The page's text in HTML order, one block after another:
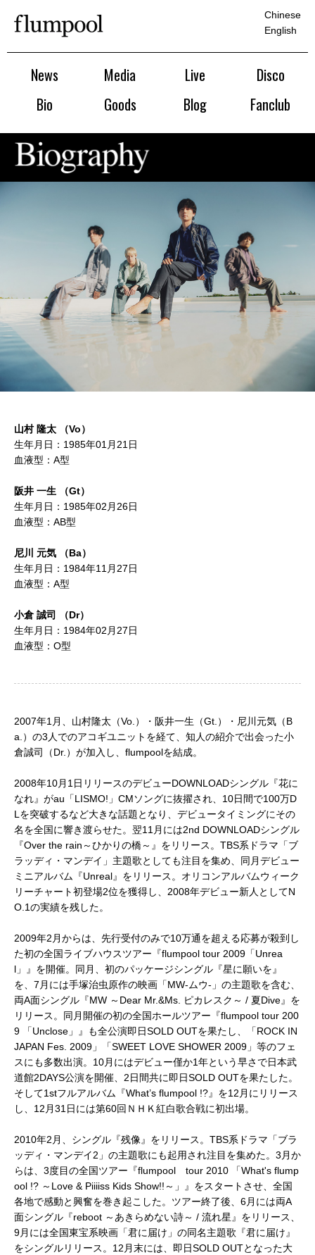
News Media Live
Disco
Bio
Goods Blog Fanclub
Chinese
English
山村 隆太 （Vo）
生年月日：1985年01月21日
血液型：A型
阪井 一生 （Gt）
生年月日：1985年02月26日
血液型：AB型
尼川 元気 （Ba）
生年月日：1984年11月27日
血液型：A型
小倉 誠司 （Dr）
生年月日：1984年02月27日
血液型：O型
2007年1月、山村隆太（Vo.）・阪井一生（Gt.）・尼川元気（B
a.）の3人でのアコギユニットを経て、知人の紹介で出会った小
倉誠司（Dr.）が加入し、flumpoolを結成。
2008年10月1日リリースのデビューDOWNLOADシングル『花に
なれ』がau「LISMO!」CMソングに抜擢され、10日間で100万D
Lを突破するなど大きな話題となり、デビュータイミングにその
名を全国に響き渡らせた。翌11月には2nd DOWNLOADシングル
『Over the rain～ひかりの橋～』をリリース。TBS系ドラマ「ブ
ラッディ・マンデイ」主題歌としても注目を集め、同月デビュー
ミニアルバム『Unreal』をリリース。オリコンアルバムウィーク
リーチャート初登場2位を獲得し、2008年デビュー新人としてN
O.1の実績を残した。
2009年2月からは、先行受付のみで10万通を超える応募が殺到し
た初の全国ライブハウスツアー『flumpool tour 2009「Unrea
l」』を開催。同月、初のパッケージシングル『星に願いを』
を、7月には手塚治虫原作の映画「MW-ムウ-」の主題歌を含む、
両A面シングル『MW ～Dear Mr.&Ms. ピカレスク～ / 夏Dive』を
リリース。同月開催の初の全国ホールツアー『flumpool tour 200
9 「Unclose」』も全公演即日SOLD OUTを果たし、「ROCK IN
JAPAN Fes. 2009」「SWEET LOVE SHOWER 2009」等のフェ
スにも多数出演。10月にはデビュー僅か1年という早さで日本武
道館2DAYS公演を開催、2日間共に即日SOLD OUTを果たした。
そして1stフルアルバム『What’s flumpool !?』を12月にリリース
し、12月31日には第60回ＮＨＫ紅白歌合戦に初出場。
2010年2月、シングル『残像』をリリース。TBS系ドラマ「ブラ
ッディ・マンデイ2」の主題歌にも起用され注目を集めた。3月か
らは、3度目の全国ツアー『flumpool tour 2010 「What's flump
ool !? ～Love & Piiiiss Kids Show!!～」』をスタートさせ、全国
各地で感動と興奮を巻き起こした。ツアー終了後、6月には両A
面シングル『reboot ～あきらめない詩～ / 流れ星』をリリース、
9月には全国東宝系映画「君に届け」の同名主題歌『君に届け』
をシングルリリース。12月末には、即日SOLD OUTとなった大